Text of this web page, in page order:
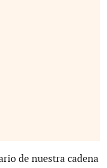
de nuestra cadena